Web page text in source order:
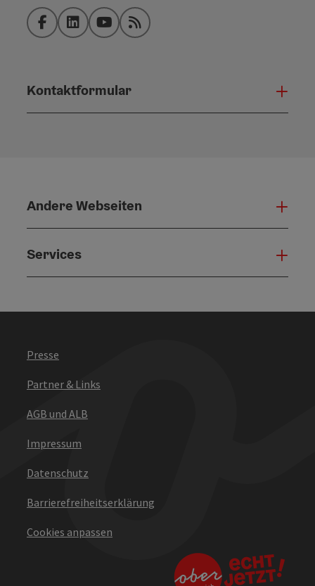
FacebookLinkedInYouTubeRSS-Feed
Kontaktformular
Andere Webseiten
Services
Presse
Partner & Links
AGB und ALB
Impressum
Datenschutz
Barrierefreiheitserklärung
Cookies anpassen